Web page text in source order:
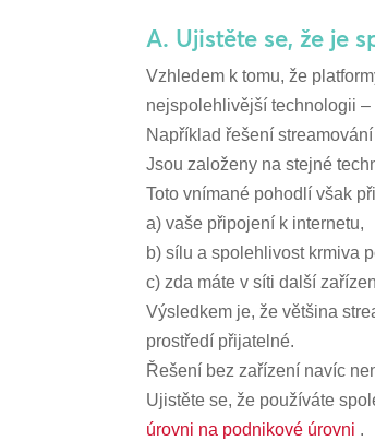
A. Ujistěte se, že je
Vzhledem k tomu, že
nejspolehlivější technologii
Například řešení
Jsou založeny na stejné
Toto vnímané pohodlí však
a) vaše připojení k internetu,
b) sílu a spolehlivost krmiva
c) zda máte v síti další
Výsledkem je, že většina
prostředí přijatelné.
Řešení bez zařízení navíc
Ujistěte se, že používáte
úrovni na podnikové úrovni .